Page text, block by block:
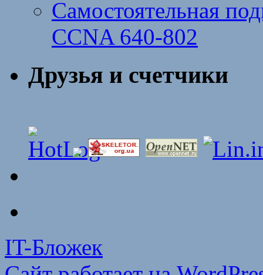
Самостоятельная
CCNA 640-802
Друзья и счетчики
IT-Бложек